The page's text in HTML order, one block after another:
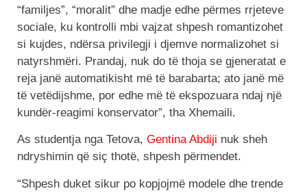
“familjes”, “moralit” dhe madje edhe përmes rrjeteve
sociale, ku kontrolli mbi vajzat shpesh romantizohet
si kujdes, ndërsa privilegji i djemve normalizohet si
natyrshmëri. Prandaj, nuk do të thoja se gjeneratat e
reja janë automatikisht më të barabarta; ato janë më
të vetëdijshme, por edhe më të ekspozuara ndaj një
kundër-reagimi konservator”, tha Xhemaili.
As studentja nga Tetova, Gentina Abdiji nuk sheh
ndryshimin që siç thotë, shpesh përmendet.
“Shpesh duket sikur po kopjojmë modele dhe trende